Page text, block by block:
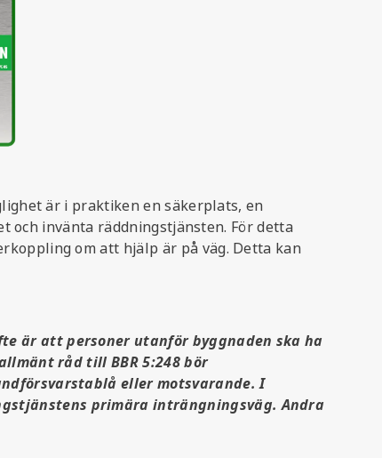
är i praktiken en säkerplats, en
och invänta räddningstjänsten. För detta
om att hjälp är på väg. Detta kan
är att personer utanför byggnaden ska ha
råd till BBR 5:248 bör
eller motsvarande. I
primära inträngningsväg. Andra